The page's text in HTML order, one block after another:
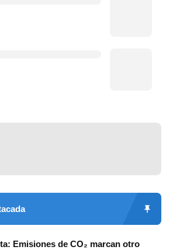
Emisiones de CO₂ marcan otro